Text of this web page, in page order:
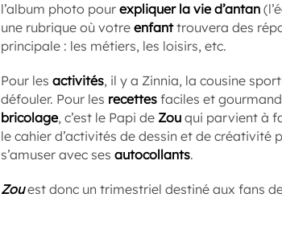
l’album photo pour expliquer la vie d’antan
une rubrique où votre enfanttrouvera des
principale : les métiers, les loisirs, etc.
Pour les activités, il y a Zinnia, la cousine
défouler. Pour les recettes faciles et
bricolage, c’est le Papi de Zou qui parvient à
le cahier d’activités de dessin et de créativité
s’amuser avec ses autocollants.
Zouest donc un trimestriel destiné aux fans